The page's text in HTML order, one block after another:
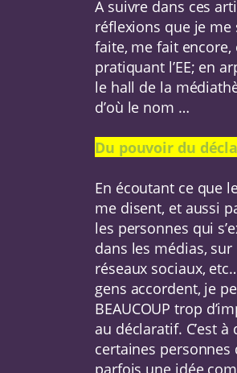
A suivre dans ces
réflexions que je me
faite, me fait encore,
pratiquant l’EE; en
le hall de la
d’où le nom …
Du pouvoir du
En écoutant ce que
me disent, et aussi
les personnes qui
dans les médias, sur
réseaux sociaux,
gens accordent, je
BEAUCOUP trop
au déclaratif. C’est à
certaines personnes
parfois une idée